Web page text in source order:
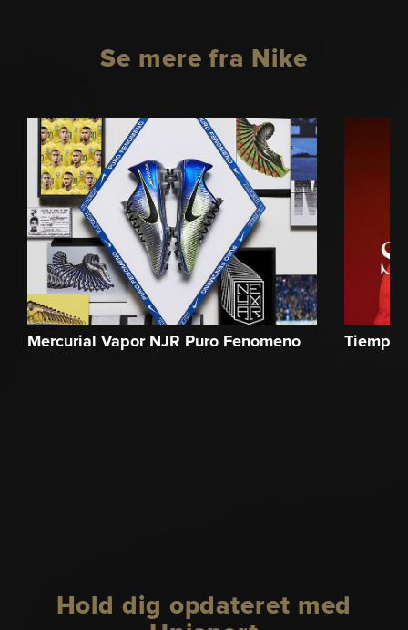
Se mere fra Nike
Mercurial Vapor NJR Puro Fenomeno Tiempo
Hold dig opdateret med